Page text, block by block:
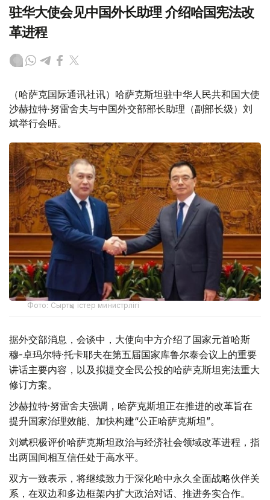
驻华大使会见中国外长助理 介绍哈国宪法改
革进程
（哈萨克国际通讯社讯）哈萨克斯坦驻中华人民共和国大使
沙赫拉特·努雷舍夫与中国外交部部长助理（副部长级）刘
斌举行会晤。
Фото: Сыртқы істер министрлігі
据外交部消息，会谈中，大使向中方介绍了国家元首哈斯
穆-卓玛尔特·托卡耶夫在第五届国家库鲁尔泰会议上的重要
讲话主要内容，以及拟提交全民公投的哈萨克斯坦宪法重大
修订方案。
沙赫拉特·努雷舍夫强调，哈萨克斯坦正在推进的改革旨在
提升国家治理效能、加快构建“公正哈萨克斯坦”。
刘斌积极评价哈萨克斯坦政治与经济社会领域改革进程，指
出两国间相互信任处于高水平。
双方一致表示，将继续致力于深化哈中永久全面战略伙伴关
系，在双边和多边框架内扩大政治对话、推进务实合作。